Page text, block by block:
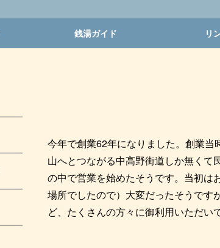
銭湯ガイド リ
今年で創業62年になりました。創業当
山へとつながる中高野街道しか無くて
の中で営業を始めたそうです。当初は
場所でしたので）大変だったそうです
ど、たくさんの方々に御利用いただい